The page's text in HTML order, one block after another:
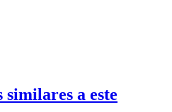
a este